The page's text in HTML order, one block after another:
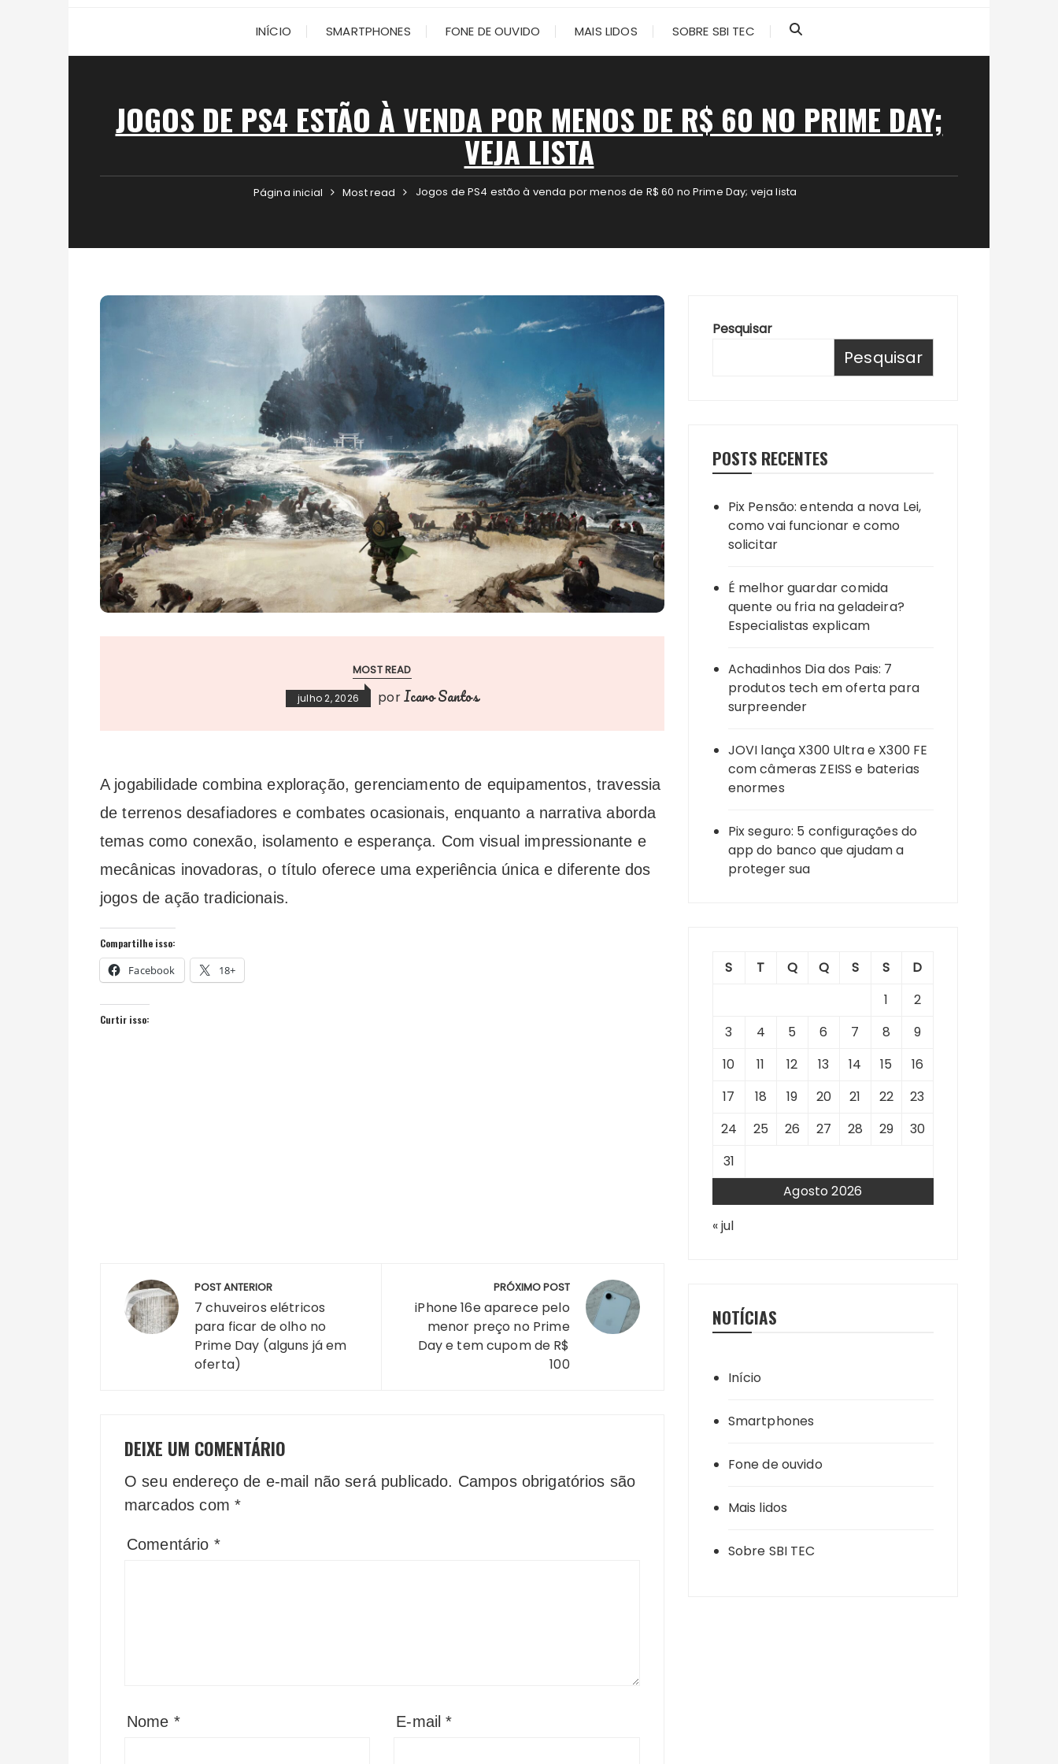
INÍCIO SMARTPHONES FONE DE OUVIDO MAIS LIDOS SOBRE SBI TEC
JOGOS DE PS4 ESTÃO À VENDA POR MENOS DE R$ 60 NO PRIME DAY;
VEJA LISTA
Página inicial Most read Jogos de PS4 estão à venda por menos de R$ 60 no Prime Day; veja lista
MOST READ
julho 2, 2026 porIcaro Santos
A jogabilidade combina exploração, gerenciamento de equipamentos, travessia
de terrenos desafiadores e combates ocasionais, enquanto a narrativa aborda
temas como conexão, isolamento e esperança. Com visual impressionante e
mecânicas inovadoras, o título oferece uma experiência única e diferente dos
jogos de ação tradicionais.
Compartilhe isso:
Facebook 18+
Curtir isso:
Navegação
Post
POST ANTERIOR
7 chuveiros elétricos
para ficar de olho no
Prime Day (alguns já em
oferta)
PRÓXIMO POST
iPhone 16e aparece pelo
menor preço no Prime
Day e tem cupom de R$
100
DEIXE UM COMENTÁRIO
O seu endereço de e-mail não será publicado. Campos obrigatórios são
marcados com *
Comentário *
Nome * E-mail*
Pesquisar
Pesquisar
POSTS RECENTES
Pix Pensão: entenda a nova Lei,
como vai funcionar e como
solicitar
É melhor guardar comida
quente ou fria na geladeira?
Especialistas explicam
Achadinhos Dia dos Pais: 7
produtos tech em oferta para
surpreender
JOVI lança X300 Ultra e X300 FE
com câmeras ZEISS e baterias
enormes
Pix seguro: 5 configurações do
app do banco que ajudam a
proteger sua
Agosto 2026
S T Q Q S S
D
1
2
3
4 5 6 7 8
9
10
11 12 13 14 15
16
17
18 19 20 21 22
23
24
25 26 27 28 29
30
31
« jul
NOTÍCIAS
Início
Smartphones
Fone de ouvido
Mais lidos
Sobre SBI TEC